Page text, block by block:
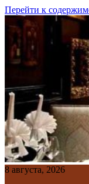
Перейти к
8 августа, 2026